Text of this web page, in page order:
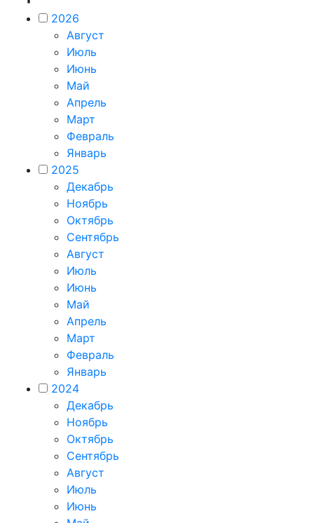
2026
Август
Июль
Июнь
Май
Апрель
Март
Февраль
Январь
2025
Декабрь
Ноябрь
Октябрь
Сентябрь
Август
Июль
Июнь
Май
Апрель
Март
Февраль
Январь
2024
Декабрь
Ноябрь
Октябрь
Сентябрь
Август
Июль
Июнь